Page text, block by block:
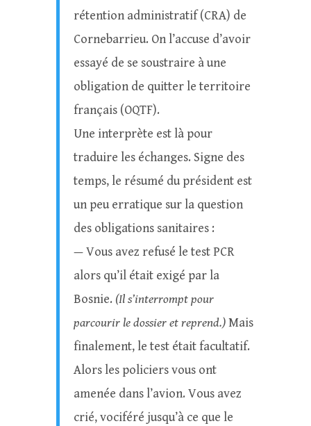
rétention administratif (CRA) de
Cornebarrieu. On l’accuse d’avoir
essayé de se soustraire à une
obligation de quitter le territoire
français (OQTF).
Une interprète est là pour
traduire les échanges. Signe des
temps, le résumé du président est
un peu erratique sur la question
des obligations sanitaires :
— Vous avez refusé le test PCR
alors qu’il était exigé par la
Bosnie. (Il s’interrompt pour
parcourir le dossier et reprend.)Mais
finalement, le test était facultatif.
Alors les policiers vous ont
amenée dans l’avion. Vous avez
crié, vociféré jusqu’à ce que le